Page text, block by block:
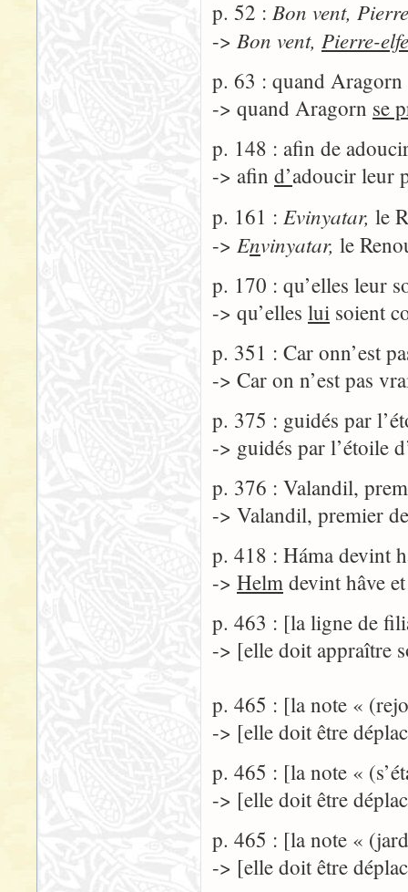
p. 52 : Bon vent,
-> Bon vent, Pierre-elfe
p. 63 : quand Aragorn
-> quand Aragorn se
p. 148 : afin de
-> afin d’adoucir leur
p. 161 : Evinyatar, le
-> Envinyatar, le
p. 170 : qu’elles leur
-> qu’elles lui soient
p. 351 : Car onn’est
-> Car on n’est pas
p. 375 : guidés par
-> guidés par l’étoile
p. 376 : Valandil,
-> Valandil, premier
p. 418 : Háma devint
-> Helm devint hâve
p. 463 : [la ligne de
-> [elle doit appraître
p. 465 : [la note «
-> [elle doit être
p. 465 : [la note «
-> [elle doit être
p. 465 : [la note «
-> [elle doit être